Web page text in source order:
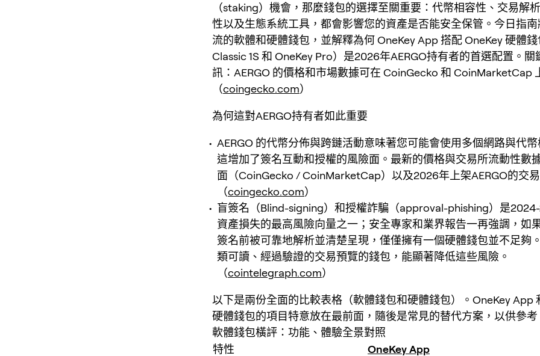
（staking）機會，那麼錢包的選擇至關重要：代幣相容性、交易解
性以及生態系統工具，都會影響您的資產是否能安全保管。今日指
流的軟體和硬體錢包，並解釋為何 OneKey App 搭配 OneKey 硬體
Classic 1S 和 OneKey Pro）是2026年AERGO持有者的首選配置。關
訊：AERGO 的價格和市場數據可在 CoinGecko 和 CoinMarketCap
（coingecko.com）
為何這對AERGO持有者如此重要
AERGO 的代幣分佈與跨鏈活動意味著您可能會使用多個網路與代
這增加了簽名互動和授權的風險面。最新的價格與交易所流動性數
面（CoinGecko / CoinMarketCap）以及2026年上架AERGO的交易
（coingecko.com）
盲簽名（Blind-signing）和授權詐騙（approval-phishing）是
資產損失的最高風險向量之一；安全專家和業界報告一再強調，如
簽名前被可靠地解析並清楚呈現，僅僅擁有一個硬體錢包並不足夠
類可讀、經過驗證的交易預覽的錢包，能顯著降低這些風險。
（cointelegraph.com）
以下是兩份全面的比較表格（軟體錢包和硬體錢包）。OneKey App
硬體錢包的項目特意放在最前面，隨後是常見的替代方案，以供參考
軟體錢包橫評：功能、體驗全景對照
特性
OneKey App